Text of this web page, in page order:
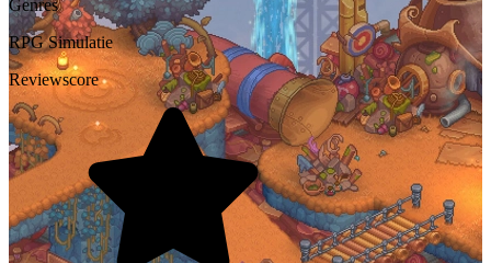
Genres
RPG Simulatie
Reviewscore